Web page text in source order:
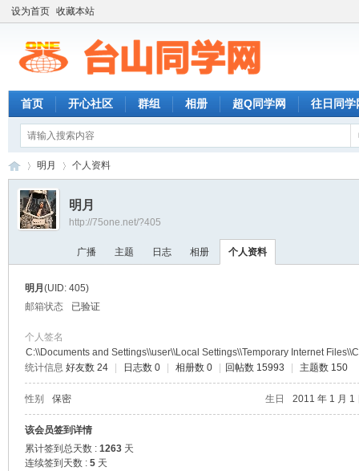
设为首页 收藏本站
首页 开心社区 群组 相册 超Q同学网 往日同学
›
明月
›
个人资料
明月
http://75one.net/?405
广播 主题 日志 相册 个人资料
明月 (UID: 405)
邮箱状态
已验证
个人签名
C:\\Documents and Settings\\user\\Local Settings\\Temporary Internet
统计信息 好友数 24 日志数 0 相册数 0 回帖数 15993 主题数 150
性别 保密 生日 2011 年 1 月 1
该会员签到详情
累计签到总天数 : 1263天
连续签到天数 : 5天